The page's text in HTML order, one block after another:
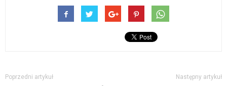
Poprzedni artykuł Następny artykuł